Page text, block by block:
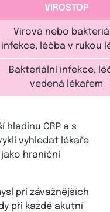
VIROSTOP
Virová nebo
infekce, léčba v rukou
Bakteriální infekce,
vedená lékařem
hladinu CRP a s
vyhledat lékaře
hraniční
při závažnějších
při každé akutní